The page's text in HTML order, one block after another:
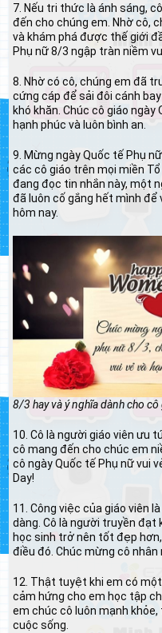
7. Nếu tri thức là ánh sáng,
đến cho chúng em. Nhờ cô,
và khám phá được thế giới
Phụ nữ 8/3 ngập tràn niềm
8. Nhờ có cô, chúng em đã
cứng cáp để sải đôi cánh
khó khăn. Chúc cô giáo
hạnh phúc và luôn bình an.
9. Mừng ngày Quốc tế Phụ
các cô giáo trên mọi miền
đang đọc tin nhắn này, một
đã luôn cố gắng hết mình
hôm nay.
8/3 hay và ý nghĩa dành cho cô
10. Cô là người giáo viên ưu
cô mang đến cho chúc em
cô ngày Quốc tế Phụ nữ vui
Day!
11. Công việc của giáo viên
dàng. Cô là người truyền
học sinh trở nên tốt đẹp
điều đó. Chúc mừng cô nhân
12. Thật tuyệt khi em có
cảm hứng cho em học tập
em chúc cô luôn mạnh
cuộc sống.